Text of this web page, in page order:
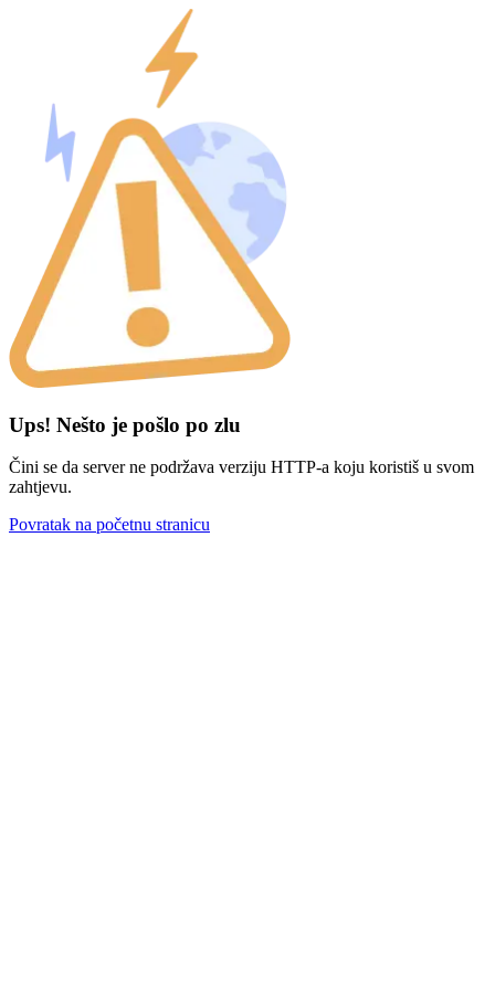
Ups! Nešto je pošlo po zlu
Čini se da server ne podržava verziju HTTP-a koju koristiš u svom
zahtjevu.
Povratak na početnu stranicu